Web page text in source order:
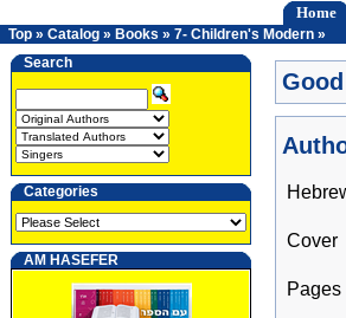
Home
Top » Catalog » Books » 7- Children's Modern »
Search
Categories
AM HASEFER
Cover
Pages